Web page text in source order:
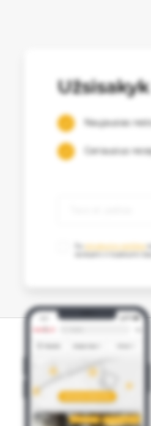
Naujausias
Geriausius
privatumo politika